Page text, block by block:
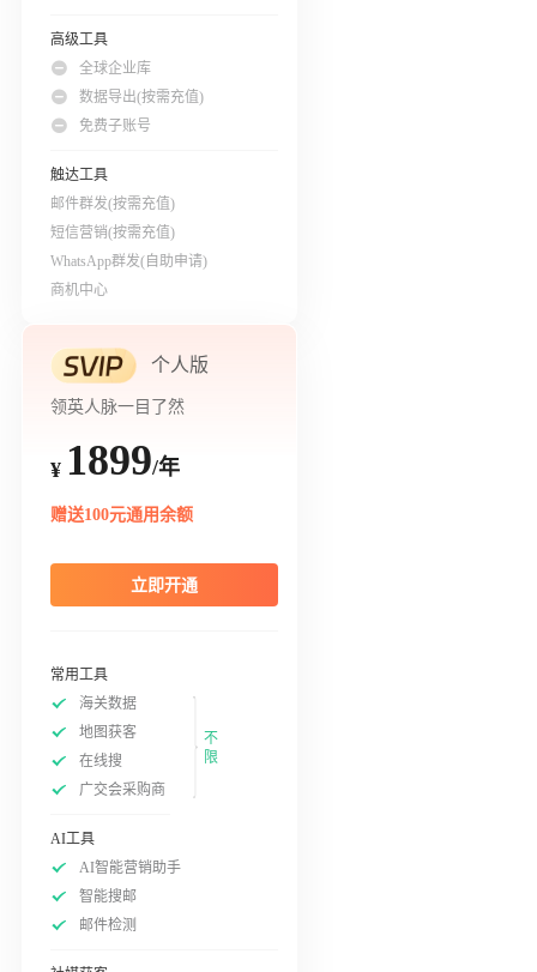
高级工具
全球企业库
数据导出(按需充值)
免费子账号
触达工具
邮件群发(按需充值)
短信营销(按需充值)
WhatsApp群发(自助申请)
商机中心
个人版
领英人脉一目了然
¥ 1899/年
赠送100元通用余额
立即开通
常用工具
海关数据
地图获客
在线搜
广交会采购商
不
限
AI工具
AI智能营销助手
智能搜邮
邮件检测